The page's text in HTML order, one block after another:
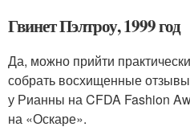
Гвинет Пэлтроу, 1999 год
Да, можно прийти
собрать восхищенные
у Рианны на CFDA Fashion
на «Оскаре».